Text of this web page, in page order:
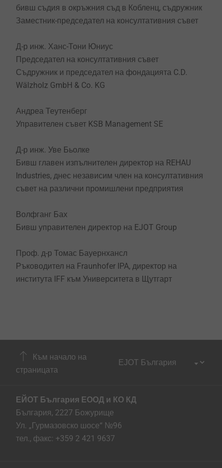
бивш съдия в окръжния съд в Кобленц, съдружник
Заместник-председател на консултативния съвет
Д-р инж. Ханс-Тони Юниус
Председател на консултативния съвет
Съдружник и председател на фондацията C.D.
Wälzholz GmbH & Co. KG
Андреа Теутенберг
Управителен съвет KSB Management SE
Д-р инж. Уве Бьолке
Бивш главен изпълнителен директор на REHAU
Industries, днес независим член на консултативния
съвет на различни промишлени предприятия
Волфганг Бах
Бивш управителен директор на EJOT Group
Проф. д-р Томас Бауернхансл
Ръководител на Fraunhofer IPA, директор на
института IFF към Университета в Щутгарт
Към начало на
страницата
ЕЙОТ България ЕООД и КО КД
България, 2227 Божурище
Ул. „Гурмазовско шосе“ №96
тел., факс: +359 2 421 9637